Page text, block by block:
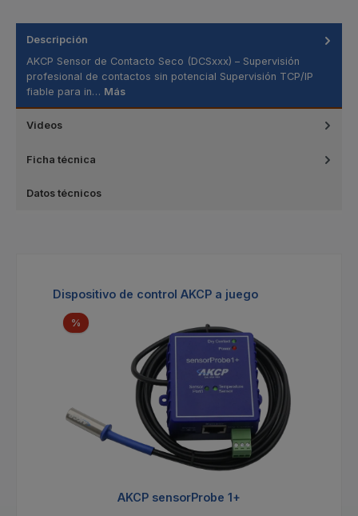
Descripción
AKCP Sensor de Contacto Seco (DCSxxx) – Supervisión
profesional de contactos sin potencial Supervisión TCP/IP
fiable para in… Más
Videos
Ficha técnica
Datos técnicos
Omitir la galería de productos
Dispositivo de control AKCP a juego
%Descuento
AKCP sensorProbe 1+